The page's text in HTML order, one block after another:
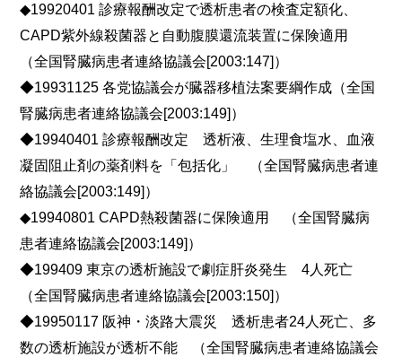
◆19920401 診療報酬改定で透析患者の検査定額化、
CAPD紫外線殺菌器と自動腹膜還流装置に保険適用
（全国腎臓病患者連絡協議会[2003:147]）
◆19931125 各党協議会が臓器移植法案要綱作成（全国
腎臓病患者連絡協議会[2003:149]）
◆19940401 診療報酬改定 透析液、生理食塩水、血液
凝固阻止剤の薬剤料を「包括化」 （全国腎臓病患者連
絡協議会[2003:149]）
◆19940801 CAPD熱殺菌器に保険適用 （全国腎臓病
患者連絡協議会[2003:149]）
◆199409 東京の透析施設で劇症肝炎発生 4人死亡
（全国腎臓病患者連絡協議会[2003:150]）
◆19950117 阪神・淡路大震災 透析患者24人死亡、多
数の透析施設が透析不能 （全国腎臓病患者連絡協議会